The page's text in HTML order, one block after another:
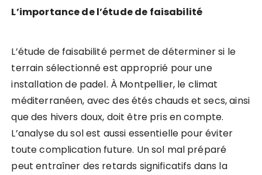
L’importance de l’étude de faisabilité
L’étude de faisabilité permet de déterminer si le
terrain sélectionné est approprié pour une
installation de padel. À Montpellier, le climat
méditerranéen, avec des étés chauds et secs, ainsi
que des hivers doux, doit être pris en compte.
L’analyse du sol est aussi essentielle pour éviter
toute complication future. Un sol mal préparé
peut entraîner des retards significatifs dans la